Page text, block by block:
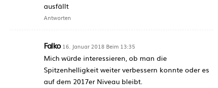
ausfällt
Antworten
Falko 16. Januar 2018 Beim 13:35
Mich würde interessieren, ob man die
Spitzenhelligkeit weiter verbessern konnte oder es
auf dem 2017er Niveau bleibt.